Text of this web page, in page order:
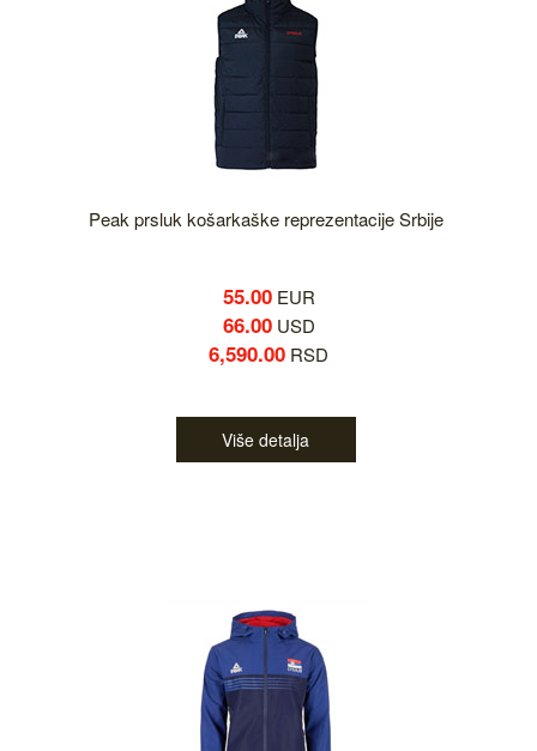
Peak prsluk košarkaške reprezentacije Srbije
55.00EUR
66.00USD
6,590.00 RSD
Više detalja